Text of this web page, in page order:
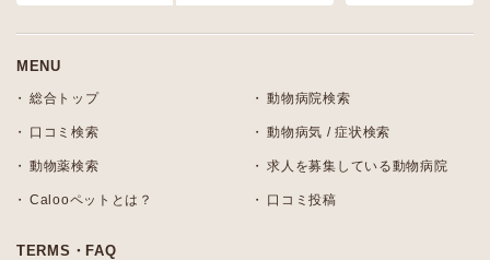
MENU
総合トップ 動物病院検索
口コミ検索 動物病気 / 症状検索
動物薬検索 求人を募集している動物病院
Calooペットとは？ 口コミ投稿
TERMS・FAQ